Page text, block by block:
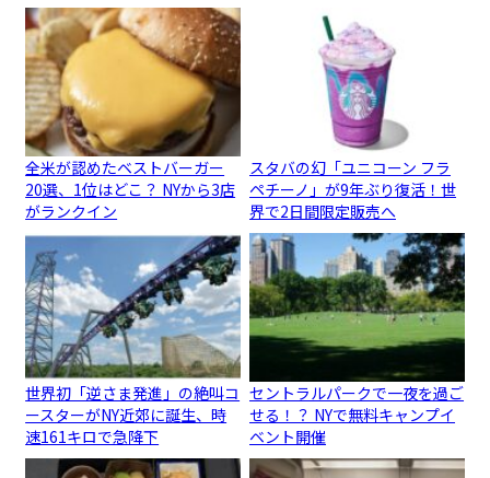
全米が認めたベストバーガー
20選、1位はどこ？ NYから3店
がランクイン
スタバの幻「ユニコーン フラ
ペチーノ」が9年ぶり復活！世
界で2日間限定販売へ
世界初「逆さま発進」の絶叫コ
ースターがNY近郊に誕生、時
速161キロで急降下
セントラルパークで一夜を過ご
せる！？ NYで無料キャンプイ
ベント開催